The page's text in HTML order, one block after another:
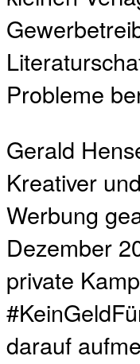
Probleme
Gerald
Kreativer
Werbung
Dezember
private
darauf